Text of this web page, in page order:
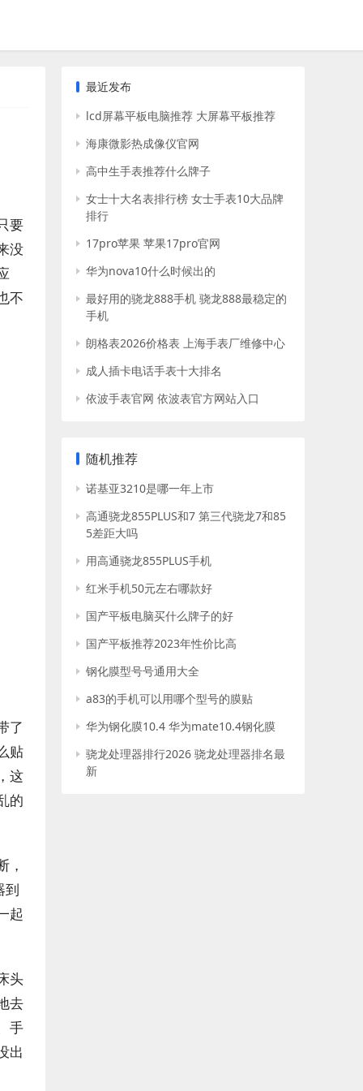
要
没
不
了
贴
这
的
，
到
起
头
去
手
出
最近发布
lcd屏幕平板电脑推荐 大屏幕平板推荐
海康微影热成像仪官网
高中生手表推荐什么牌子
女士十大名表排行榜 女士手表10大品牌
排行
17pro苹果 苹果17pro官网
华为nova10什么时候出的
最好用的骁龙888手机 骁龙888最稳定的
手机
朗格表2026价格表 上海手表厂维修中心
成人插卡电话手表十大排名
依波手表官网 依波表官方网站入口
随机推荐
诺基亚3210是哪一年上市
高通骁龙855PLUS和7 第三代骁龙7和85
5差距大吗
用高通骁龙855PLUS手机
红米手机50元左右哪款好
国产平板电脑买什么牌子的好
国产平板推荐2023年性价比高
钢化膜型号号通用大全
a83的手机可以用哪个型号的膜贴
华为钢化膜10.4 华为mate10.4钢化膜
骁龙处理器排行2026 骁龙处理器排名最
新